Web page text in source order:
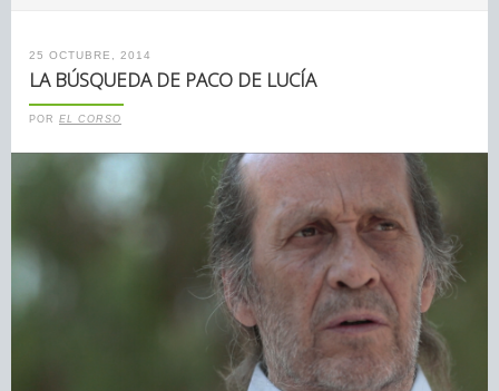
25 OCTUBRE, 2014
LA BÚSQUEDA DE PACO DE LUCÍA
POR EL CORSO